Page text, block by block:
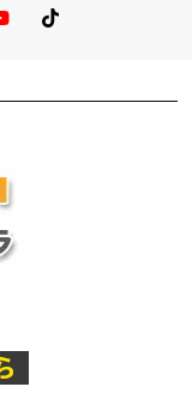
You TubeTikTok